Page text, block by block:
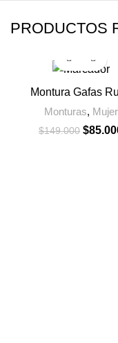
PRODUCTOS
Montura Gafas
Monturas, Mujer
$149.000 $